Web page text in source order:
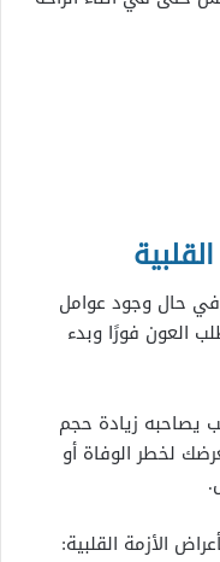
في حال وجود عوامل
العون فورًا وبدء
يصاحبه زيادة حجم
لخطر الوفاة أو
الأزمة القلبية: